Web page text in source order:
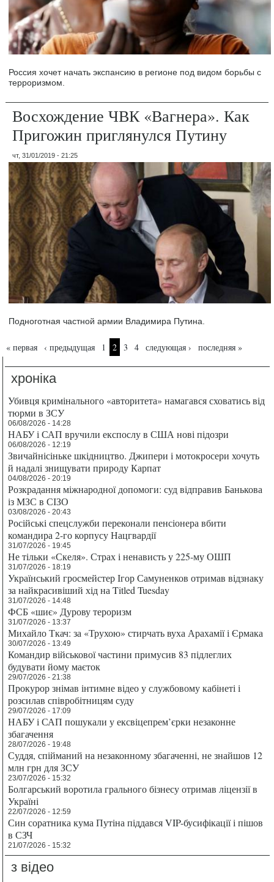
Россия хочет начать экспансию в регионе под видом борьбы с
терроризмом.
Восхождение ЧВК «Вагнера». Как
Пригожин приглянулся Путину
чт, 31/01/2019 - 21:25
Подноготная частной армии Владимира Путина.
Страницы
« первая ‹ предыдущая 1 2 3 4 следующая › последняя »
хроніка
Убивця кримінального «авторитета» намагався сховатись від
тюрми в ЗСУ
06/08/2026 - 14:28
НАБУ і САП вручили експослу в США нові підозри
06/08/2026 - 12:19
Звичайнісіньке шкідництво. Джипери і мотокросери хочуть
й надалі знищувати природу Карпат
04/08/2026 - 20:19
Розкрадання міжнародної допомоги: суд відправив Банькова
із МЗС в СІЗО
03/08/2026 - 20:43
Російські спецслужби переконали пенсіонера вбити
командира 2-го корпусу Нацгвардії
31/07/2026 - 19:45
Не тільки «Скеля». Страх і ненависть у 225-му ОШП
31/07/2026 - 18:19
Український гросмейстер Ігор Самуненков отримав відзнаку
за найкрасивіший хід на Titled Tuesday
31/07/2026 - 14:48
ФСБ «шиє» Дурову тероризм
31/07/2026 - 13:37
Михайло Ткач: за «Трухою» стирчать вуха Арахамії і Єрмака
30/07/2026 - 13:49
Командир військової частини примусив 83 підлеглих
будувати йому маєток
29/07/2026 - 21:38
Прокурор знімав інтимне відео у службовому кабінеті і
розсилав співробітницям суду
29/07/2026 - 17:09
НАБУ і САП пошукали у ексвіцепрем’єрки незаконне
збагачення
28/07/2026 - 19:48
Суддя, спійманий на незаконному збагаченні, не знайшов 12
млн грн для ЗСУ
23/07/2026 - 15:32
Болгарський воротила грального бізнесу отримав ліцензії в
Україні
22/07/2026 - 12:59
Син соратника кума Путіна піддався VIP-бусифікації і пішов
в СЗЧ
21/07/2026 - 15:32
з відео